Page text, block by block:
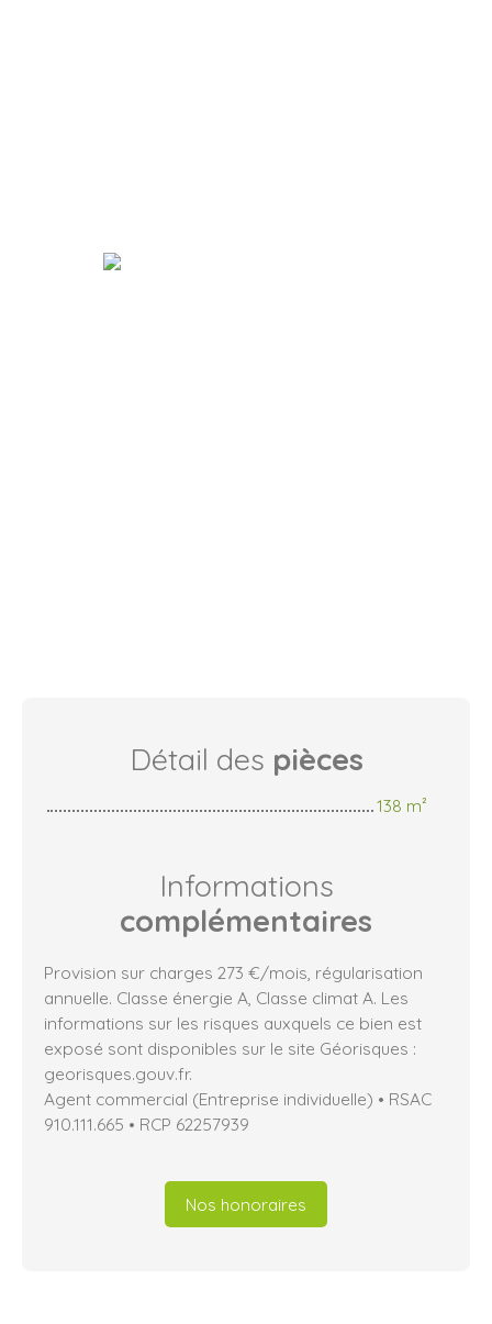
Détail des pièces
138 m²
Informations
complémentaires
Provision sur charges 273 €/mois, régularisation
annuelle. Classe énergie A, Classe climat A. Les
informations sur les risques auxquels ce bien est
exposé sont disponibles sur le site Géorisques :
georisques.gouv.fr.
Agent commercial (Entreprise individuelle) • RSAC
910.111.665 • RCP 62257939
Nos honoraires